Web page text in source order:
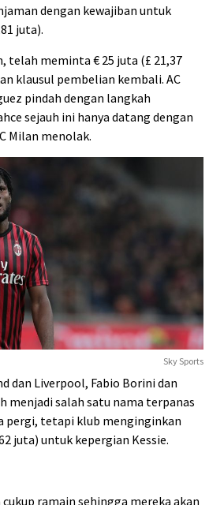
dengan kewajiban untuk
juta).
telah meminta € 25 juta (£ 21,37
klausul pembelian kembali. AC
pindah dengan langkah
sejauh ini hanya datang dengan
Milan menolak.
Sky Sports
dan Liverpool, Fabio Borini dan
menjadi salah satu nama terpanas
pergi, tetapi klub menginginkan
juta) untuk kepergian Kessie.
ramain sehingga mereka akan